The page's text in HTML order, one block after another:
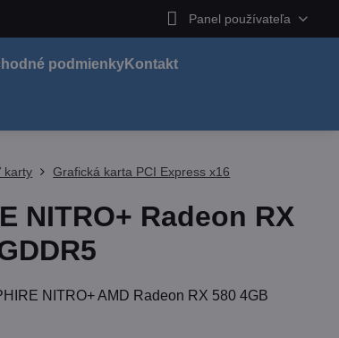
Panel používateľa
podmienkyKontakt
karty Grafická karta PCI Express x16
NITRO+ Radeon RX
NITRO+ AMD Radeon RX 580 4GB